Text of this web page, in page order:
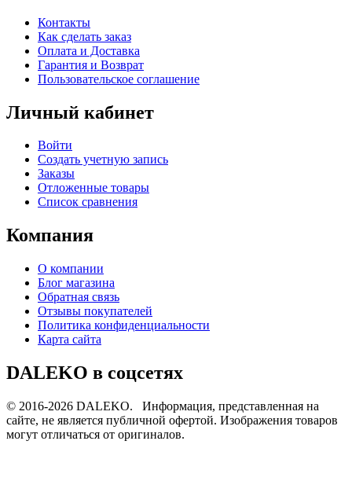
Контакты
Как сделать заказ
Оплата и Доставка
Гарантия и Возврат
Пользовательское соглашение
Личный кабинет
Войти
Создать учетную запись
Заказы
Отложенные товары
Список сравнения
Компания
О компании
Блог магазина
Обратная связь
Отзывы покупателей
Политика конфиденциальности
Карта сайта
DALEKO в соцсетях
© 2016-2026 DALEKO. Информация, представленная на
сайте, не является публичной офертой. Изображения товаров
могут отличаться от оригиналов.